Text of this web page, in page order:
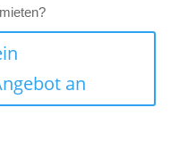
an